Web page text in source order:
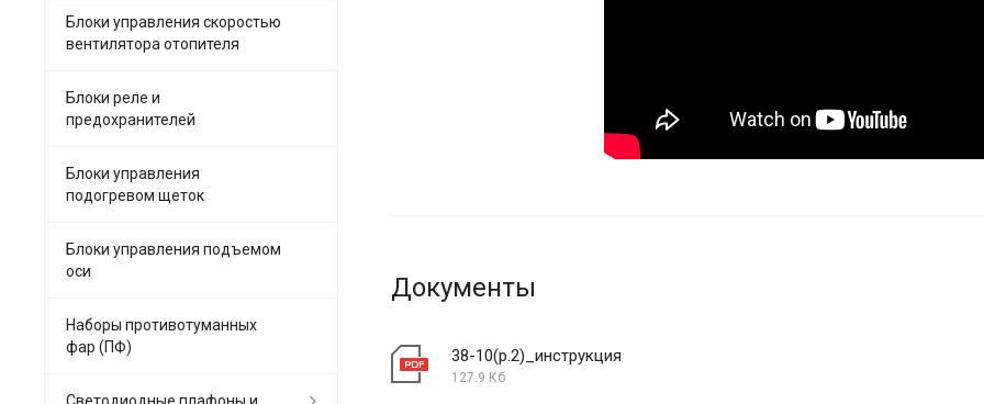
Документы
38-10(р.2)_инструкция
127.9 Кб
Блоки управления скоростью
вентилятора отопителя
Блоки реле и
предохранителей
Блоки управления
подогревом щеток
Блоки управления подъемом
оси
Наборы противотуманных
фар (ПФ)